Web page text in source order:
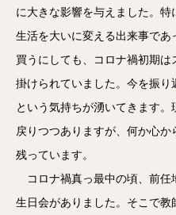
に大きな影響を与えました。
生活を大いに変える出来事で
買うにしても、コロナ禍初期
掛けられていました。今を振
という気持ちが湧いてきます
戻りつつありますが、何か心
残っています。
コロナ禍真っ最中の頃、前任
生日会がありました。そこで